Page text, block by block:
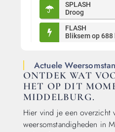
Actuele
ONTDEK WAT
HET OP DIT
MIDDELBURG.
Hier vind je een overzicht
weersomstandigheden in